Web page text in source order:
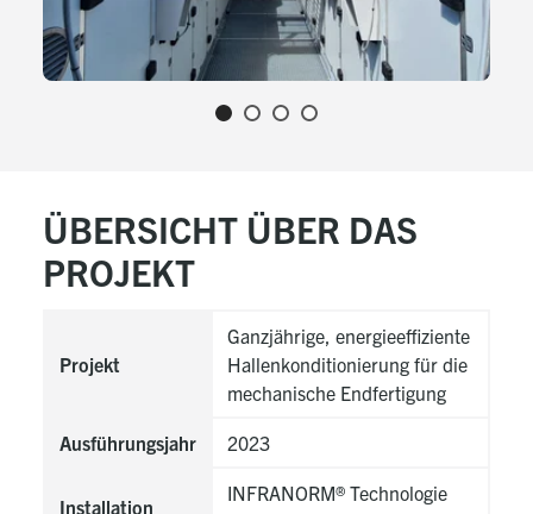
ÜBERSICHT ÜBER DAS
PROJEKT
Projekt
Ganzjährige, energieeffiziente
Hallenkonditionierung für die
mechanische Endfertigung
Ausführungsjahr 2023
Installation
INFRANORM® Technologie